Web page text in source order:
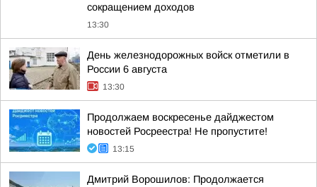
сокращением доходов
13:30
День железнодорожных войск отметили в
России 6 августа
13:30
Продолжаем воскресенье дайджестом
новостей Росреестра! Не пропустите!
13:15
Дмитрий Ворошилов: Продолжается